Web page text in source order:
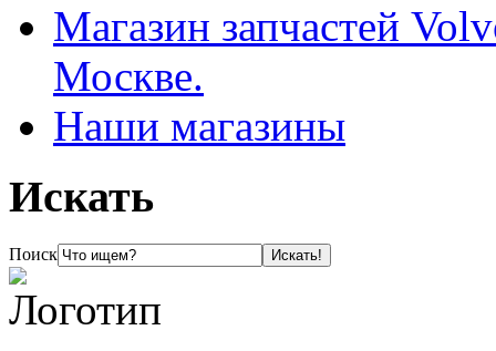
Магазин запчастей
Москве.
Наши магазины
Искать
Поиск